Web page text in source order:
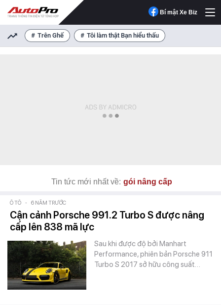
Bí mật Xe Biz
Trên Ghế Tôi làm thật Bạn hiểu thấu
Tin tức mới nhất về: gói nâng cấp
Ô TÔ - 6 NĂM TRƯỚC
Cận cảnh Porsche 991.2 Turbo S được nâng
cấp lên 838 mã lực
Sau khi được độ bởi Manhart
Performance, phiên bản Porsche 911
Turbo S 2017 sở hữu công suất…